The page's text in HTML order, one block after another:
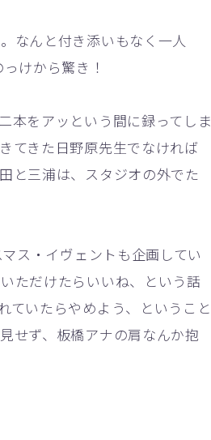
なんと付き添いもなく一人
けから驚き！
本をアッという間に録ってしま
てきた日野原先生でなければ
と三浦は、スタジオの外でた
ス・イヴェントも企画してい
ただけたらいいね、という話
ていたらやめよう、ということ
せず、板橋アナの肩なんか抱